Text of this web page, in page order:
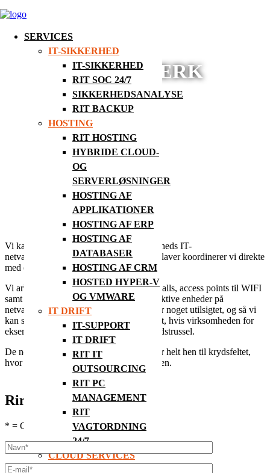
SERVICES
IT-SIKKERHED
IT-SIKKERHED
RIT SOC 24/7
SIKKERHEDSANALYSE
RIT BACKUP
HOSTING
RIT HOSTING
HYBRIDE CLOUD-
OG
SERVERLØSNINGER
HOSTING AF
APPLIKATIONER
HOSTING AF ERP
HOSTING AF
DATABASER
HOSTING AF CRM
HOSTED HYPER-V
OG VMWARE
IT DRIFT
IT-SUPPORT
IT DRIFT
RIT IT
OUTSOURCING
RIT PC
MANAGEMENT
RIT
VAGTORDNING
24/7
CLOUD SERVICES
IT-NETVÆRK
Vi kan stå for alle elementer i en virksomheds IT-
netværksopbygning. De ting vi ikke selv laver koordinerer vi direkte
med elektrikeren og andre faggrupper.
Vi arbejder med VLAN, switching, firewalls, access points til WIFI
samt overvågning (management) af alle aktive enheder på
netværket, så vi kan reagere, hvis der sker noget utilsigtet, og så vi
kan se hvad og hvor der er gået noget galt, hvis virksomheden for
eksempel har været udsat for en sikkerhedstrussel.
De netværksløsninger vi arbejder med går helt hen til krydsfeltet,
hvor ansvaret typisk overgår til elektrikeren.
Ring mig op
* = Obligatorisk felt